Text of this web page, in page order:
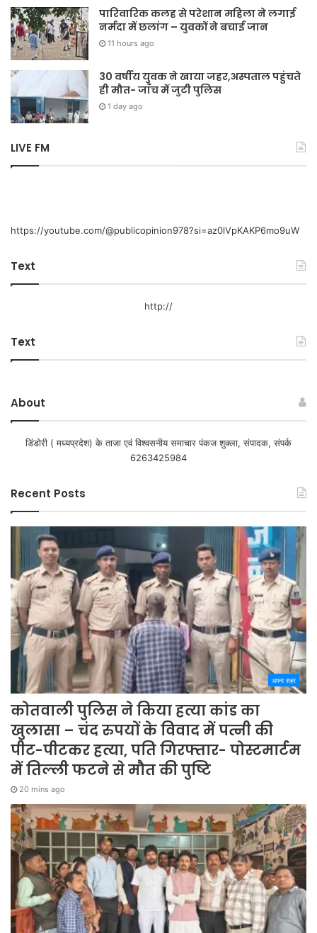
पारिवारिक कलह से परेशान महिला ने लगाई
नर्मदा में छलांग – युवकों ने बचाई जान
11 hours ago
30 वर्षीय युवक ने खाया जहर,अस्पताल पहुंचते
ही मौत- जाँच में जुटी पुलिस
1 day ago
LIVE FM
https://youtube.com/@publicopinion978?si=az0lVpKAKP6mo9uW
Text
http://
Text
About
डिंडोरी ( मध्यप्रदेश) के ताजा एवं विश्वसनीय समाचार पंकज शुक्ला, संपादक, संपर्क
6263425984
Recent Posts
अपना शहर
कोतवाली पुलिस ने किया हत्या कांड का
खुलासा – चंद रुपयों के विवाद में पत्नी की
पीट-पीटकर हत्या, पति गिरफ्तार- पोस्टमार्टम
में तिल्ली फटने से मौत की पुष्टि
20 mins ago